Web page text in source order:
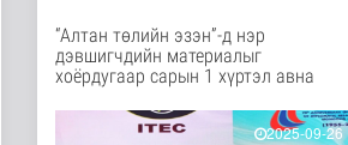
Байгаль орчин
7 цаг 54 минутын өмнө
зөрчлийг E-Mongolia
системээр да..
“Алтан төлийн эзэн”-д нэр
дэвшигчдийн материалыг
хоёрдугаар сарын 1 хүртэл авна
2025-09-26